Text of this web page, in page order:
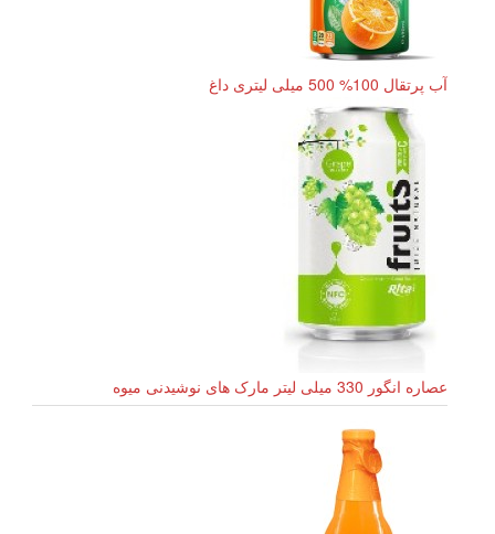
آب پرتقال 100% 500 میلی لیتری داغ
عصاره انگور 330 میلی لیتر مارک های نوشیدنی میوه